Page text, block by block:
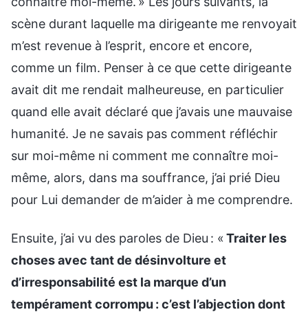
scène durant laquelle ma dirigeante me renvoyait
m’est revenue à l’esprit, encore et encore,
comme un film. Penser à ce que cette dirigeante
avait dit me rendait malheureuse, en particulier
quand elle avait déclaré que j’avais une mauvaise
humanité. Je ne savais pas comment réfléchir
sur moi-même ni comment me connaître moi-
même, alors, dans ma souffrance, j’ai prié Dieu
pour Lui demander de m’aider à me comprendre.
Ensuite, j’ai vu des paroles de Dieu : «Traiter les
choses avec tant de désinvolture et
d’irresponsabilité est la marque d’un
tempérament corrompu : c’est l’abjection dont